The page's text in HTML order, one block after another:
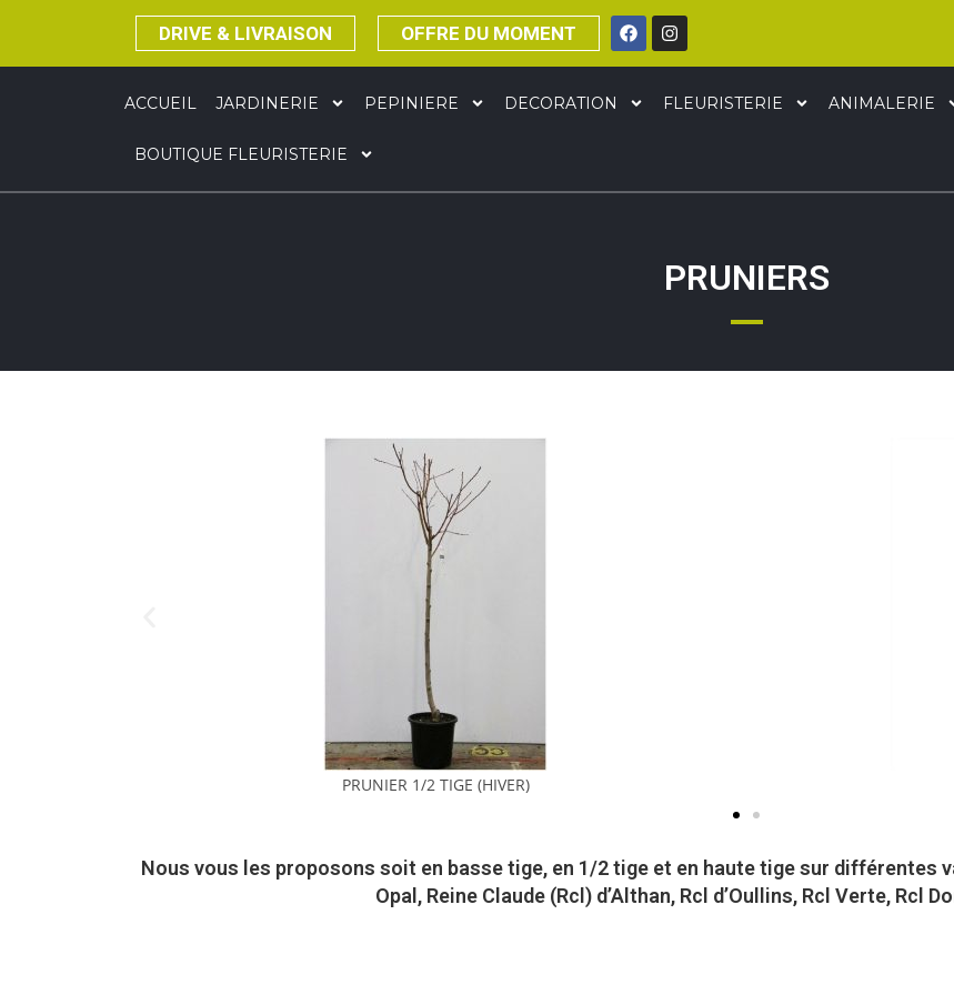
DRIVE & LIVRAISON OFFRE DU MOMENT
ACCUEIL JARDINERIE PEPINIERE DECORATION FLEURISTERIE ANIMALERIE
BOUTIQUE FLEURISTERIE
PRUNIERS
PRUNIER 1/2 TIGE (HIVER)
Nous vous les proposons soit en basse tige, en 1/2 tige et en haute tige sur différentes
Opal, Reine Claude (Rcl) d’Althan, Rcl d’Oullins, Rcl Verte, Rcl